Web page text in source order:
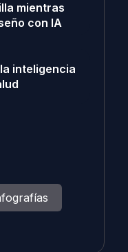
mientras
con IA
inteligencia